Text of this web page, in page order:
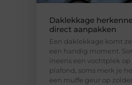
Daklekkage
direct aanpakken
Een daklekkage komt
een handig moment.
ineens een vochtplek op
plafond, soms merk je
een muffe geur op